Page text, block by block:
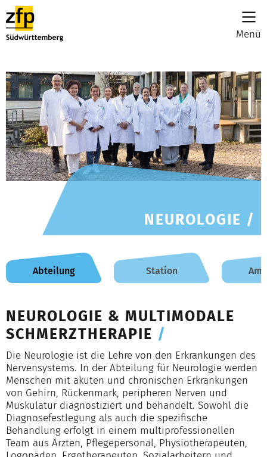
Menü
NEUROLOGIE /
Abteilung Station
NEUROLOGIE & MULTIMODALE
SCHMERZTHERAPIE /
Die Neurologie ist die Lehre von den Erkrankungen des
Nervensystems. In der Abteilung für Neurologie werden
Menschen mit akuten und chronischen Erkrankungen
von Gehirn, Rückenmark, peripheren Nerven und
Muskulatur diagnostiziert und behandelt. Sowohl die
Diagnosefestlegung als auch die spezifische
Behandlung erfolgt in einem multiprofessionellen
Team aus Ärzten, Pflegepersonal, Physiotherapeuten,